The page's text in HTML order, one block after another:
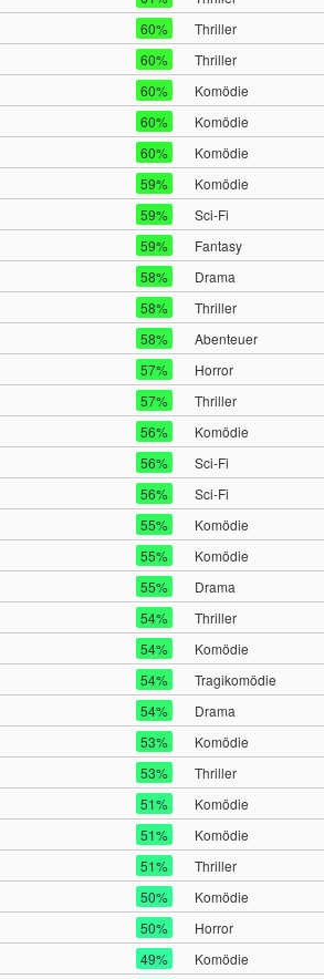
60% Thriller
60% Thriller
60% Komödie
60% Komödie
60% Komödie
59% Komödie
59% Sci-Fi
59% Fantasy
58% Drama
58% Thriller
58% Abenteuer
57% Horror
57% Thriller
56% Komödie
56% Sci-Fi
56% Sci-Fi
55% Komödie
55% Komödie
55% Drama
54% Thriller
54% Komödie
54% Tragikomödie
54% Drama
53% Komödie
53% Thriller
51% Komödie
51% Komödie
51% Thriller
50% Komödie
50% Horror
49% Komödie